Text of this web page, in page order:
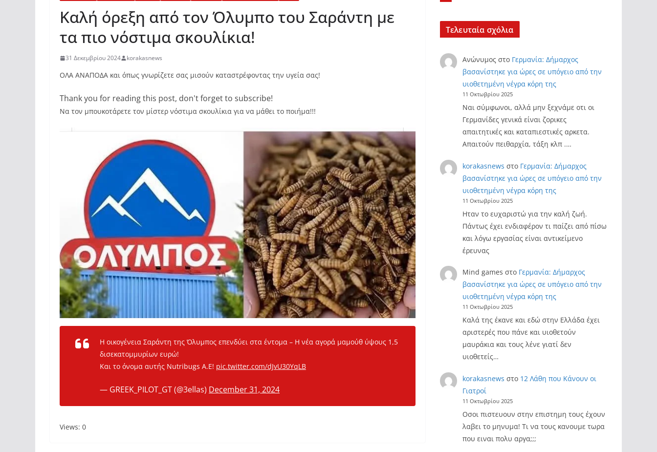
Καλή όρεξη από τον Όλυμπο του Σαράντη με
τα πιο νόστιμα σκουλίκια!
31 Δεκεμβρίου 2024 korakasnews
ΟΛΑ ΑΝΑΠΟΔΑ και όπως γνωρίζετε σας μισούν καταστρέφοντας την υγεία σας!
Thank you for reading this post, don't forget to subscribe!
Να τον μπουκοτάρετε τον μίστερ νόστιμα σκουλίκια για να μάθει το ποιήμα!!!
Η οικογένεια Σαράντη της Όλυμπος επενδύει στα έντομα – Η νέα αγορά μαμούθ ύψους 1,5
δισεκατομμυρίων ευρώ!
Και το όνομα αυτής Nutribugs A.E! pic.twitter.com/dJvU30YqLB
— GREEK_PILOT_GT (@3ellas) December 31, 2024
Views: 0
Τελευταία σχόλια
Ανώνυμοςστο Γερμανία: Δήμαρχος
βασανίστηκε για ώρες σε υπόγειο από την
υιοθετημένη νέγρα κόρη της
11 Οκτωβρίου 2025
Ναι σύμφωνοι, αλλά μην ξεχνάμε οτι οι
Γερμανίδες γενικά είναι ζορικες
απαιτητικές και καταπιεστικές αρκετα.
Απαιτούν πειθαρχία, τάξη κλπ .…
korakasnews στο Γερμανία: Δήμαρχος
βασανίστηκε για ώρες σε υπόγειο από την
υιοθετημένη νέγρα κόρη της
11 Οκτωβρίου 2025
Ηταν το ευχαριστώ για την καλή ζωή.
Πάντως έχει ενδιαφέρον τι παίζει από πίσω
και λόγω εργασίας είναι αντικείμενο
έρευνας
Mind games στο Γερμανία: Δήμαρχος
βασανίστηκε για ώρες σε υπόγειο από την
υιοθετημένη νέγρα κόρη της
11 Οκτωβρίου 2025
Καλά της έκανε και εδώ στην Ελλάδα έχει
αριστερές που πάνε και υιοθετούν
μαυράκια και τους λένε γιατί δεν
υιοθετείς…
korakasnews στο 12 Λάθη που Κάνουν οι
Γιατροί
11 Οκτωβρίου 2025
Οσοι πιστευουν στην επιστημη τους έχουν
λαβει το μηνυμα! Τι να τους κανουμε τωρα
που ειναι πολυ αργα;;;